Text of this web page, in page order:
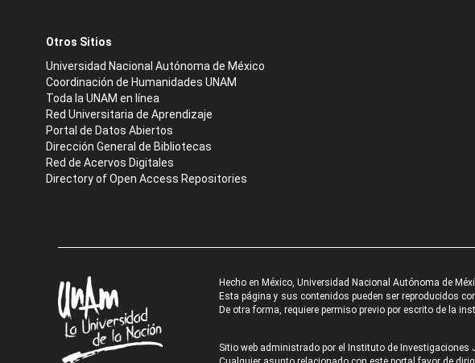
Otros Sitios
Universidad Nacional Autónoma de México
Coordinación de Humanidades UNAM
Toda la UNAM en línea
Red Universitaria de Aprendizaje
Portal de Datos Abiertos
Dirección General de Bibliotecas
Red de Acervos Digitales
Directory of Open Access Repositories
Hecho en México, Universidad Nacional Autónoma de
Esta página y sus contenidos pueden ser reproducidos
De otra forma, requiere permiso previo por escrito de la
Sitio web administrado por el Instituto de Investigaciones